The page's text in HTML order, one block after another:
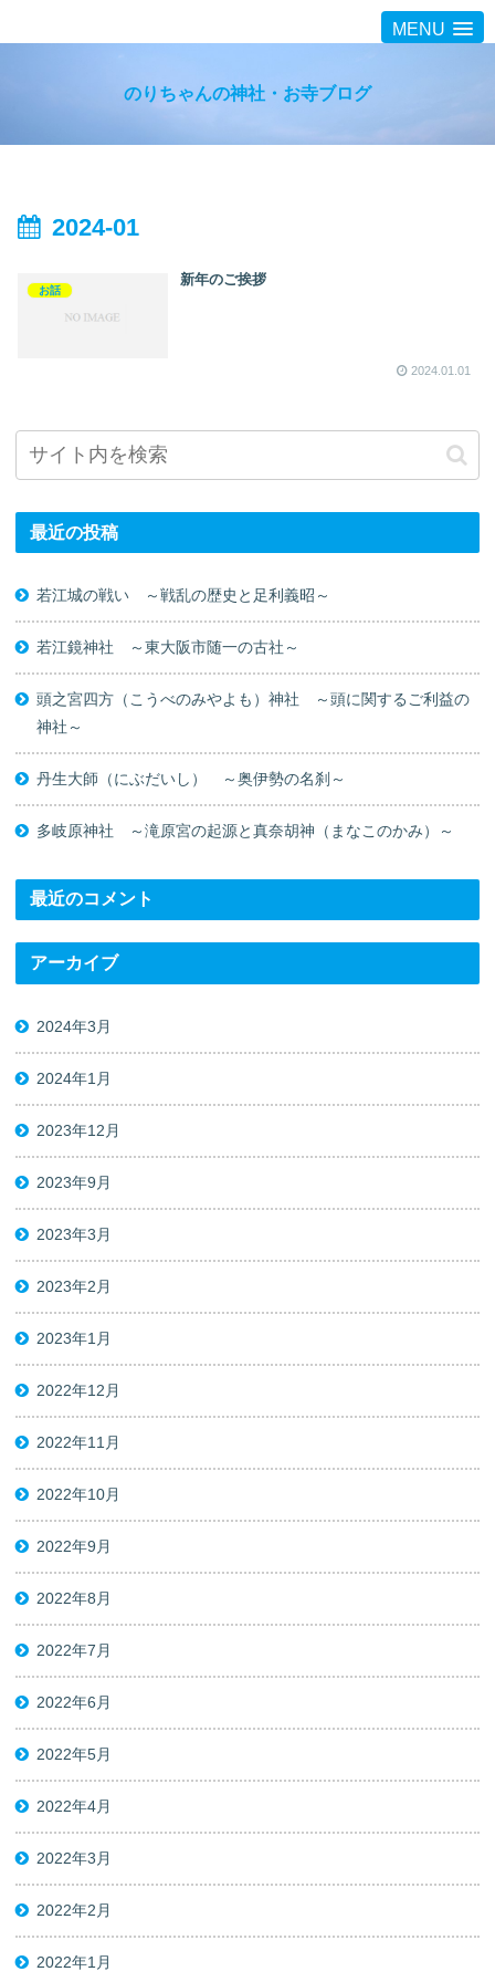
MENU
のりちゃんの神社・お寺ブログ
2024-01
お話
新年のご挨拶
2024.01.01
最近の投稿
若江城の戦い ～戦乱の歴史と足利義昭～
若江鏡神社 ～東大阪市随一の古社～
頭之宮四方（こうべのみやよも）神社 ～頭に関するご利益の
神社～
丹生大師（にぶだいし） ～奥伊勢の名刹～
多岐原神社 ～滝原宮の起源と真奈胡神（まなこのかみ）～
最近のコメント
アーカイブ
2024年3月
2024年1月
2023年12月
2023年9月
2023年3月
2023年2月
2023年1月
2022年12月
2022年11月
2022年10月
2022年9月
2022年8月
2022年7月
2022年6月
2022年5月
2022年4月
2022年3月
2022年2月
2022年1月